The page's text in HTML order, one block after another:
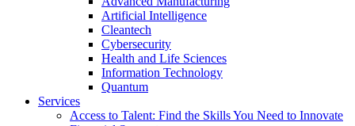
Artificial Intelligence
Cleantech
Cybersecurity
Health and Life Sciences
Information Technology
Quantum
Services
Access to Talent: Find the Skills You Need to Innovate